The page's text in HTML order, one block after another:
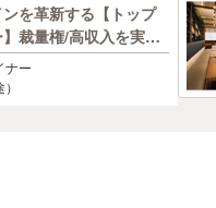
を革新する【トップ
裁量権/高収入を実現/
任者候補
ナー